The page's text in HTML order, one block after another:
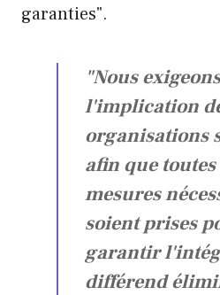
garanties".
"Nous exigeons
l'implication
organisations
afin que toutes
mesures
soient prises
garantir
différend